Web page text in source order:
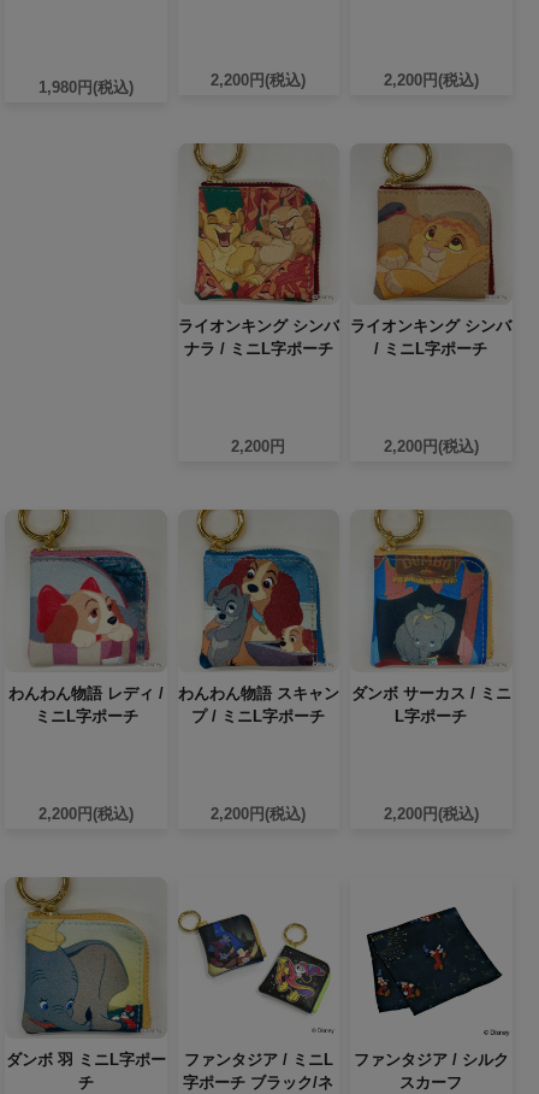
1,980円(税込) 2,200円(税込) 2,200円(税込)
ライオンキング シンバ
ナラ / ミニL字ポーチ
2,200円
ライオンキング シンバ
/ ミニL字ポーチ
2,200円(税込)
わんわん物語 レディ /
ミニL字ポーチ
2,200円(税込)
わんわん物語 スキャン
プ / ミニL字ポーチ
2,200円(税込)
ダンボ サーカス / ミニ
L字ポーチ
2,200円(税込)
ダンボ 羽 ミニL字ポー
チ
ファンタジア / ミニL
字ポーチ ブラック/ネ
ファンタジア / シルク
スカーフ